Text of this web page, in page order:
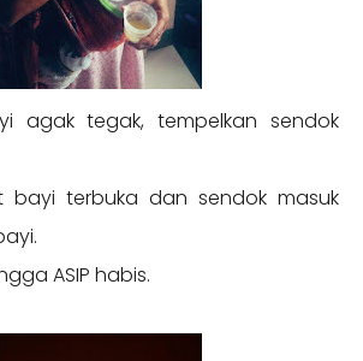
agak tegak, tempelkan sendok
bayi terbuka dan sendok masuk
ASIP habis.